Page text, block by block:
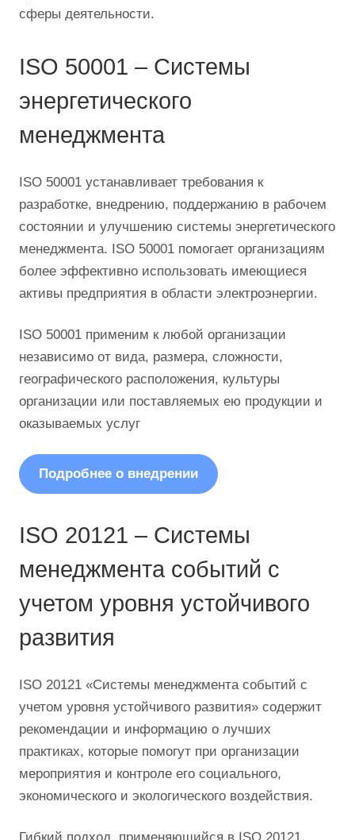
сферы деятельности.
ISO 50001 – Системы
энергетического
менеджмента
ISO 50001 устанавливает требования к
разработке, внедрению, поддержанию в рабочем
состоянии и улучшению системы энергетического
менеджмента. ISO 50001 помогает организациям
более эффективно использовать имеющиеся
активы предприятия в области электроэнергии.
ISO 50001 применим к любой организации
независимо от вида, размера, сложности,
географического расположения, культуры
организации или поставляемых ею продукции и
оказываемых услуг
Подробнее о внедрении
ISO 20121 – Системы
менеджмента событий с
учетом уровня устойчивого
развития
ISO 20121 «Системы менеджмента событий с
учетом уровня устойчивого развития» содержит
рекомендации и информацию о лучших
практиках, которые помогут при организации
мероприятия и контроле его социального,
экономического и экологического воздействия.
Гибкий подход, применяющийся в ISO 20121,